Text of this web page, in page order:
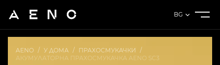
BG
AENO / У ДОМА / ПРАХОСМУКАЧКИ /
АКУМУЛАТОРНА ПРАХОСМУКАЧКА AENO SC3